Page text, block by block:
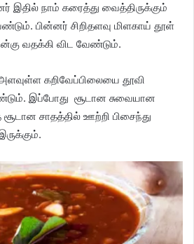
இதில் நாம் கரைத்து வைத்திருக்கும்
பின்னர் சிறிதளவு மிளகாய் தூள்
வதக்கி விட வேண்டும்.
அளவுள்ள கறிவேப்பிலையை தூவி
இப்போது சூடான சுவையான
சூடான சாதத்தில் ஊற்றி பிசைந்து